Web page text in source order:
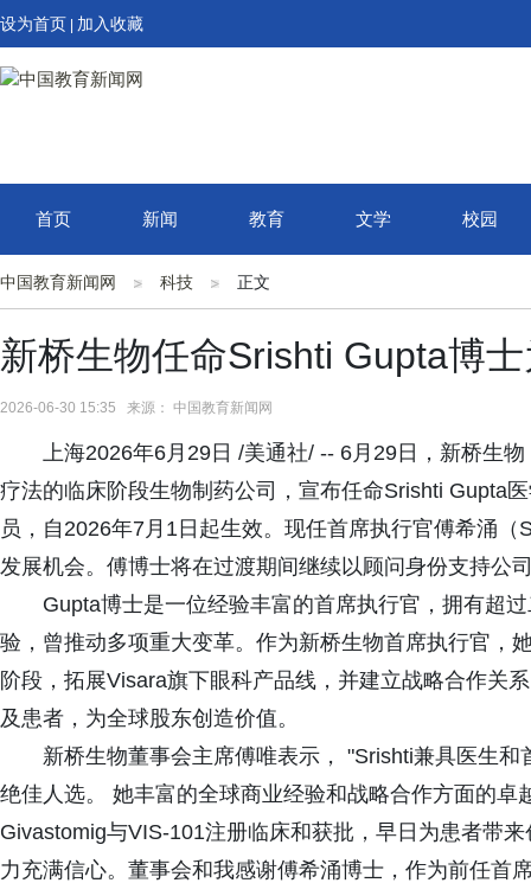
设为首页 加入收藏
首页 新闻 教育 文学 校园
中国教育新闻网 科技 正文
新桥生物任命Srishti Gupta博
2026-06-30 15:35 来源： 中国教育新闻网
上海2026年6月29日 /美通社/ -- 6月29日，新桥生
疗法的临床阶段生物制药公司，宣布任命Srishti Gupta
员，自2026年7月1日起生效。现任首席执行官傅希涌
发展机会。傅博士将在过渡期间继续以顾问身份支持公
Gupta博士是一位经验丰富的首席执行官，拥有超
验，曾推动多项重大变革。作为新桥生物首席执行官，
阶段，拓展Visara旗下眼科产品线，并建立战略合作关
及患者，为全球股东创造价值。
新桥生物董事会主席傅唯表示， "Srishti兼具医生
绝佳人选。 她丰富的全球商业经验和战略合作方面的
Givastomig与VIS-101注册临床和获批，早日为患者带
力充满信心。董事会和我感谢傅希涌博士，作为前任首